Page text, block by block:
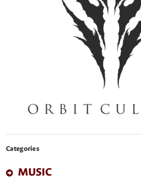
Categories
MUSIC